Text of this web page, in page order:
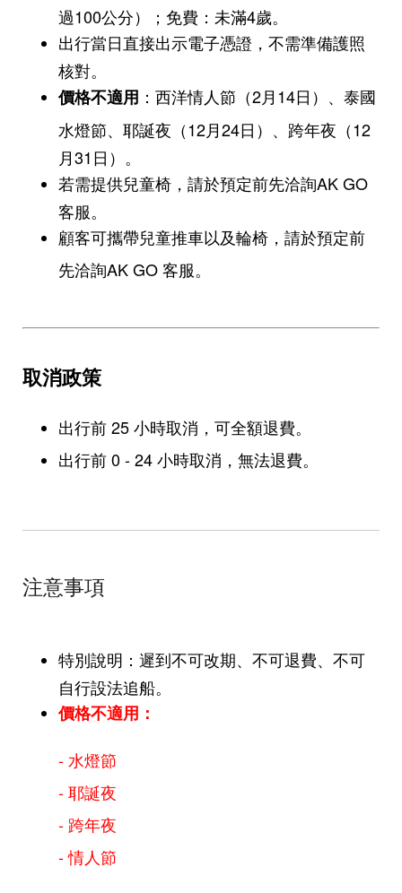
過100公分）；免費：未滿4歲。
出行當日直接出示電子憑證，不需準備護照
核對。
價格不適用 ：西洋情人節（2月14日）、泰國
水燈節、 耶誕夜（12月24日）、 跨年夜（12
月31日）。
若需提供兒童椅，請於預定前先洽詢AK GO
客服。
顧客可攜帶兒童推車以及輪椅，請於預定前
先洽詢AK GO 客服。
取消政策
出行前 25 小時取消，可全額退費。
出行前 0 - 24 小時取消，無法退費。
注意事項
特別說明：遲到不可改期、不可退費、不可
自行設法追船。
價格不適用：
- 水燈節
- 耶誕夜
- 跨年夜
- 情人節